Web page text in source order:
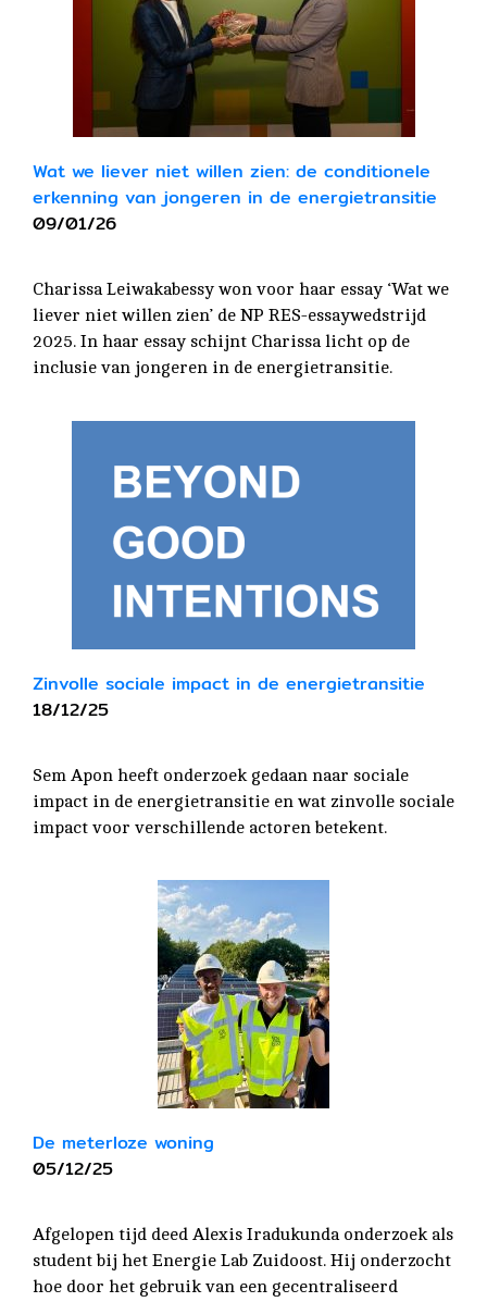
Wat we liever niet willen zien: de conditionele
erkenning van jongeren in de energietransitie
09/01/26
Charissa Leiwakabessy won voor haar essay ‘Wat we
liever niet willen zien’ de NP RES-essaywedstrijd
2025. In haar essay schijnt Charissa licht op de
inclusie van jongeren in de energietransitie.
Zinvolle sociale impact in de energietransitie
18/12/25
Sem Apon heeft onderzoek gedaan naar sociale
impact in de energietransitie en wat zinvolle sociale
impact voor verschillende actoren betekent.
De meterloze woning
05/12/25
Afgelopen tijd deed Alexis Iradukunda onderzoek als
student bij het Energie Lab Zuidoost. Hij onderzocht
hoe door het gebruik van een gecentraliseerd